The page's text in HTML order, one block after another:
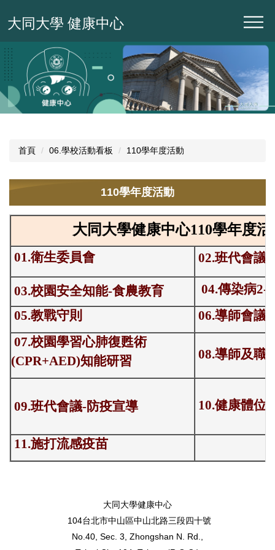
到
要
內
容
區
大同大學 健康中心
首頁 06.學校活動看板 110學年度活動
110學年度活動
大同大學健康中心110學年度活
01.衛生委員會 02.班代會議
03.校園安全知能-食農教育
04.傳染病2-
05.教戰守則
06.導師會議-
07.校園學習心肺復甦術
(CPR+AED)知能研習
08.導師及職
09.班代會議-防疫宣導 10.健康體位
11.施打流感疫苗
大同大學健康中心
104台北市中山區中山北路三段四十號
No.40, Sec. 3, Zhongshan N. Rd.,